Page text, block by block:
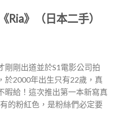
Ria》（日本二手）
剛剛出道並於S1電影公司拍
於2000年出生只有22歲，真
暇給！這次推出第一本新寫真
的粉紅色，是粉絲們必定要